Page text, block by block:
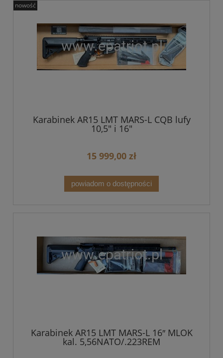
Karabinek AR15 LMT MARS-L CQB lufy
10,5" i 16"
15 999,00 zł
powiadom o dostępności
nowość
Karabinek AR15 LMT MARS-L 16″ MLOK
kal. 5,56NATO/.223REM